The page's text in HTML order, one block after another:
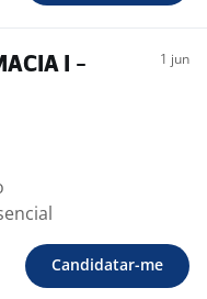
I -
1 jun
Candidatar-me